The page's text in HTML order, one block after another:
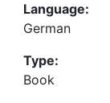
Language:
German
Type:
Book